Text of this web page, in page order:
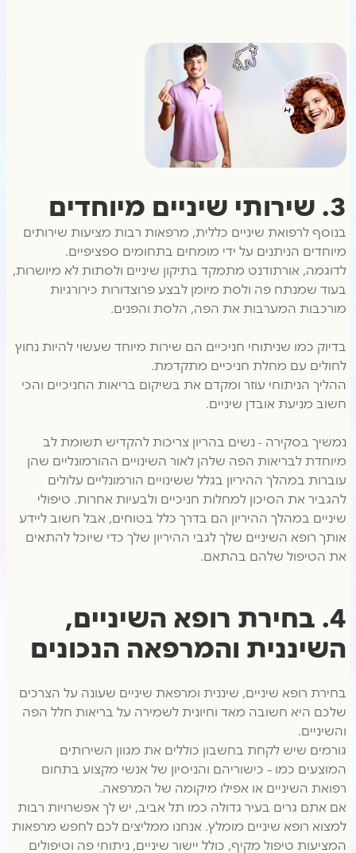
3. שירותי שיניים מיוחדים
בנוסף לרפואת שיניים כללית, מרפאות רבות מציעות שירותים
מיוחדים הניתנים על ידי מומחים בתחומים ספציפיים.
לדוגמה, אורתודנט מתמקד בתיקון שיניים ולסתות לא מיושרות,
בעוד שמנתח פה ולסת מיומן לבצע פרוצדורות כירורגיות
מורכבות המערבות את הפה, הלסת והפנים.
בדיוק כמו שניתוחי חניכיים הם שירות מיוחד שעשוי להיות נחוץ
לחולים עם מחלת חניכיים מתקדמת.
ההליך הניתוחי עוזר ומקדם את בשיקום בריאות החניכיים והכי
חשוב מניעת אובדן שיניים.
נמשיך בסקירה - נשים בהריון צריכות להקדיש תשומת לב
מיוחדת לבריאות הפה שלהן לאור השינויים ההורמונליים שהן
עוברות במהלך ההיריון בגלל ששינויים הורמונליים עלולים
להגביר את הסיכון למחלות חניכיים ולבעיות אחרות. טיפולי
שיניים במהלך ההיריון הם בדרך כלל בטוחים, אבל חשוב ליידע
אותך רופא השיניים שלך לגבי ההיריון שלך כדי שיוכל להתאים
את הטיפול שלהם בהתאם.
4. בחירת רופא השיניים,
השיננית והמרפאה הנכונים
בחירת רופא שיניים, שיננית ומרפאת שיניים שעונה על הצרכים
שלכם היא חשובה מאד וחיונית לשמירה על בריאות חלל הפה
והשיניים.
גורמים שיש לקחת בחשבון כוללים את מגוון השירותים
המוצעים כמו – כישוריהם והניסיון של אנשי מקצוע בתחום
רפואת השיניים או אפילו מיקומה של המרפאה.
אם אתם גרים בעיר גדולה כמו תל אביב, יש לך אפשרויות רבות
למצוא רופא שיניים מומלץ. אנחנו ממליצים לכם לחפש מרפאות
המציעות טיפול מקיף, כולל יישור שיניים, ניתוחי פה וטיפולים